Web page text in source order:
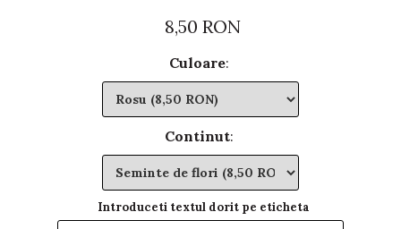
8,50 RON
Culoare:
Continut:
Introduceti textul dorit pe eticheta